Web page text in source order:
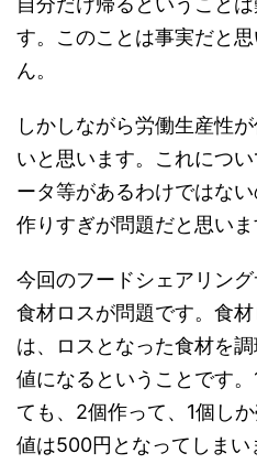
す。このことは事実だと
ん。
しかしながら労働生産性
いと思います。これにつ
ータ等があるわけではな
作りすぎが問題だと思いま
今回のフードシェアリン
食材ロスが問題です。食
は、ロスとなった食材を
値になるということです
ても、2個作って、1個し
値は500円となってしまい